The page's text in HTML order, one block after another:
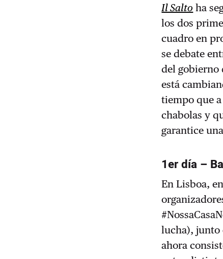
Il Salto ha
los dos
cuadro en
se debate
del gobierno
está
tiempo que
chabolas y
garantice
1er día –
En Lisboa,
lucha), junto
ahora